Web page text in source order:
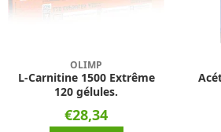
OLIMP
L-Carnitine 1500 Extrême
120 gélules.
€28,34